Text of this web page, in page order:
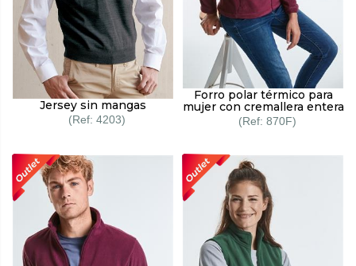
Jersey sin mangas
4203
Forro polar térmico para
mujer con cremallera entera
870F